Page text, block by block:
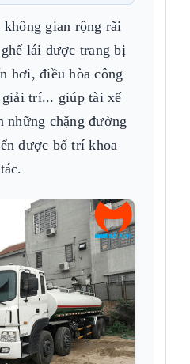
gian rộng rãi
lái được trang bị
hơi, điều hòa công
giải trí... giúp tài xế
những chặng đường
được bố trí khoa